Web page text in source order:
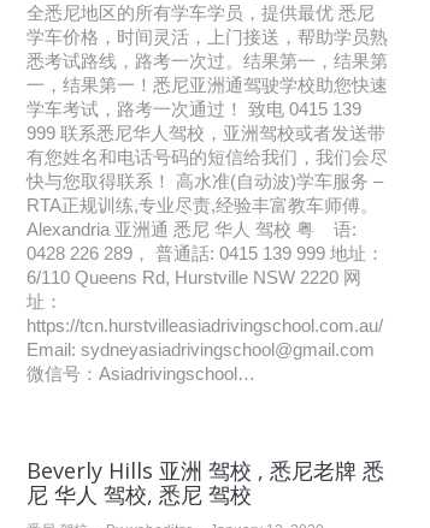
全悉尼地区的所有学车学员，提供最优 悉尼
学车价格，时间灵活，上门接送，帮助学员熟
悉考试路线，路考一次过。结果第一，结果第
一，结果第一！悉尼亚洲通驾驶学校助您快速
学车考试，路考一次通过！ 致电 0415 139
999 联系悉尼华人驾校，亚洲驾校或者发送带
有您姓名和电话号码的短信给我们，我们会尽
快与您取得联系！ 高水准(自动波)学车服务 –
RTA正规训练,专业尽责,经验丰富教车师傅。
Alexandria 亚洲通 悉尼 华人 驾校 粤 语:
0428 226 289， 普通話: 0415 139 999 地址：
6/110 Queens Rd, Hurstville NSW 2220 网
址：
https://tcn.hurstvilleasiadrivingschool.com.au/
Email: sydneyasiadrivingschool@gmail.com
微信号：Asiadrivingschool…
Beverly Hills 亚洲 驾校 , 悉尼老牌 悉
尼 华人 驾校, 悉尼 驾校